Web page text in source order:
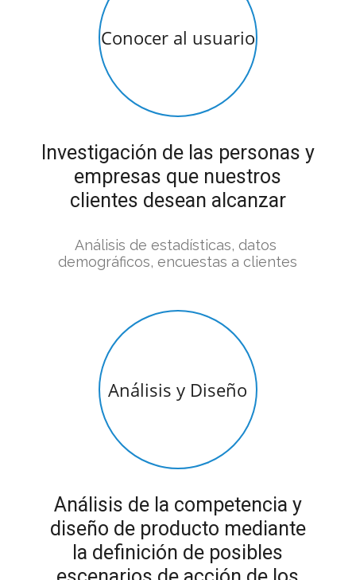
Conocer al usuario
Investigación de las personas y
empresas que nuestros
clientes desean alcanzar
Análisis de estadísticas, datos
demográficos, encuestas a clientes
Análisis y Diseño
Análisis de la competencia y
diseño de producto mediante
la definición de posibles